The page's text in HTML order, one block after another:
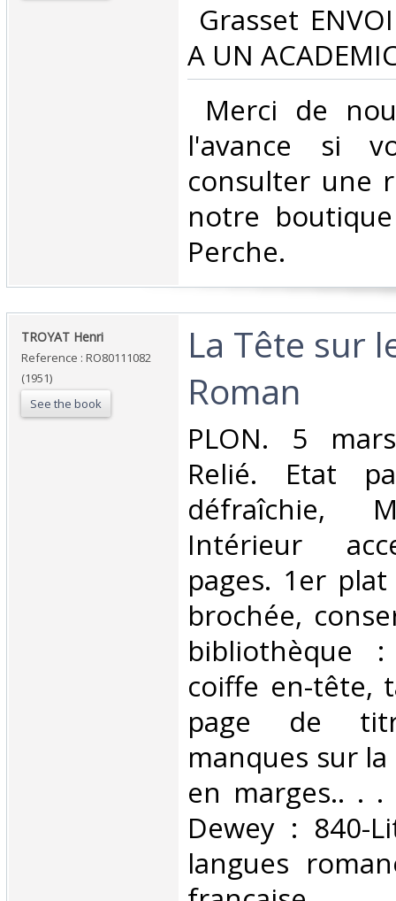
Grasset
A UN
Merci de
l'avance si
consulter une
notre
Perche.‎
‎TROYAT Henri‎
Reference : RO80111082
(1951)
See the book
‎La Tête sur
Roman‎
‎PLON. 5
Relié. Etat
défraîchie,
Intérieur
pages. 1er
brochée,
bibliothèque
coiffe en-tête,
page de
manques sur
en marges.. . .
Dewey : 840-
langues